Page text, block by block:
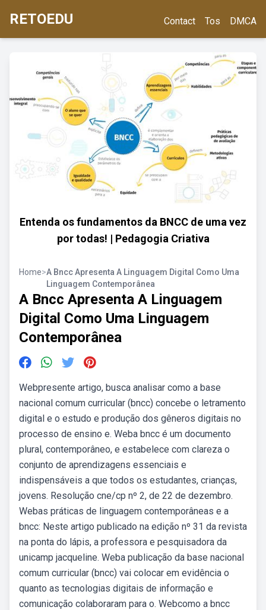
RETOEDU Contact Tos DMCA
Entenda os fundamentos da BNCC de uma vez
por todas! | Pedagogia Criativa
Home>A Bncc Apresenta A Linguagem Digital Como Uma
Linguagem Contemporânea
A Bncc Apresenta A Linguagem
Digital Como Uma Linguagem
Contemporânea
Webpresente artigo, busca analisar como a base
nacional comum curricular (bncc) concebe o letramento
digital e o estudo e produção dos gêneros digitais no
processo de ensino e. Weba bncc é um documento
plural, contemporâneo, e estabelece com clareza o
conjunto de aprendizagens essenciais e
indispensáveis a que todos os estudantes, crianças,
jovens. Resolução cne/cp nº 2, de 22 de dezembro.
Webas práticas de linguagem contemporâneas e a
bncc: Neste artigo publicado na edição nº 31 da revista
na ponta do lápis, a professora e pesquisadora da
unicamp jacqueline. Weba publicação da base nacional
comum curricular (bncc) vai colocar em evidência o
quanto as tecnologias digitais de informação e
comunicação colaboraram para o. Webcomo a bncc